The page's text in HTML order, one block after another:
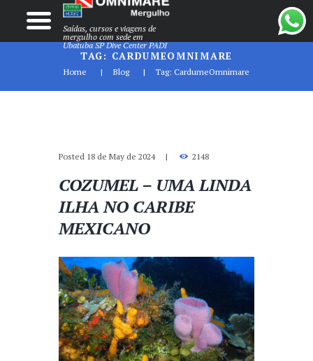
Saídas, cursos e viagens de
mergulho com sede em
Ubatuba SP Dive Center PADI
TAG: CARDUMEOMNIMARE
Home Blog Tag: CardumeOmnimare
Posted 18 de May de 2024 2148
COZUMEL – UMA LINDA
ILHA NO CARIBE
MEXICANO